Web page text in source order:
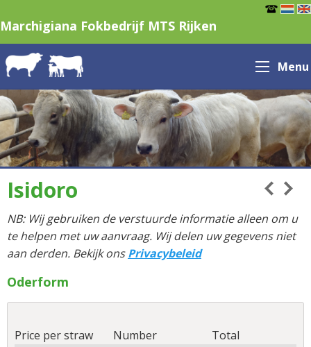
Marchigiana Fokbedrijf MTS Rijken
Menu
Isidoro
NB: Wij gebruiken de verstuurde informatie alleen om u
te helpen met uw aanvraag. Wij delen uw gegevens niet
aan derden. Bekijk onsPrivacybeleid
Oderform
Price per straw Number Total